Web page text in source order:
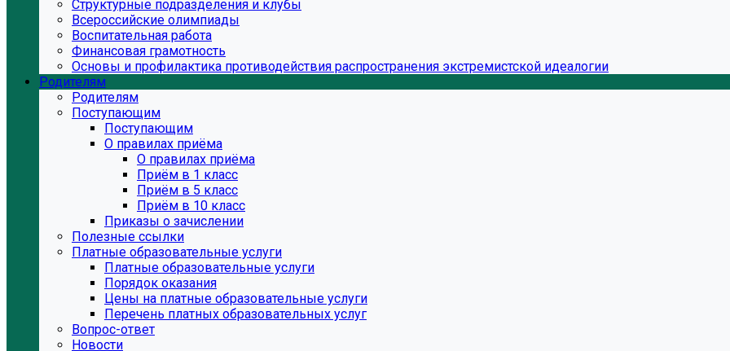
Структурные подразделения и клубы
Всероссийские олимпиады
Воспитательная работа
Финансовая грамотность
Основы и профилактика противодействия распространения экстремистской идеалогии
Родителям
Родителям
Поступающим
Поступающим
О правилах приёма
О правилах приёма
Приём в 1 класс
Приём в 5 класс
Приём в 10 класс
Приказы о зачислении
Полезные ссылки
Платные образовательные услуги
Платные образовательные услуги
Порядок оказания
Цены на платные образовательные услуги
Перечень платных образовательных услуг
Вопрос-ответ
Новости